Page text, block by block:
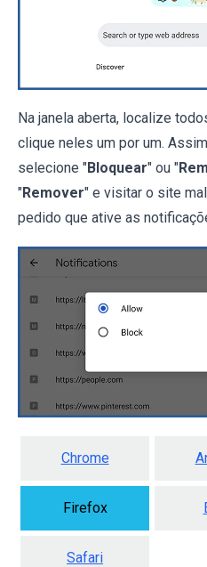
Na janela aberta, localize
clique neles um por um.
selecione "Bloquear" ou "
"Remover" e visitar o site
pedido que ative as
Chrome
Firefox
Safari